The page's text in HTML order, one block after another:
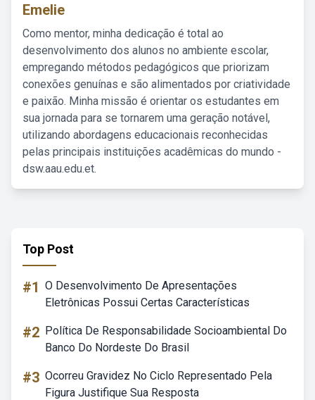
Emelie
Como mentor, minha dedicação é total ao
desenvolvimento dos alunos no ambiente escolar,
empregando métodos pedagógicos que priorizam
conexões genuínas e são alimentados por criatividade
e paixão. Minha missão é orientar os estudantes em
sua jornada para se tornarem uma geração notável,
utilizando abordagens educacionais reconhecidas
pelas principais instituições acadêmicas do mundo -
dsw.aau.edu.et.
Top Post
#1 O Desenvolvimento De Apresentações
Eletrônicas Possui Certas Características
#2 Política De Responsabilidade Socioambiental Do
Banco Do Nordeste Do Brasil
#3 Ocorreu Gravidez No Ciclo Representado Pela
Figura Justifique Sua Resposta